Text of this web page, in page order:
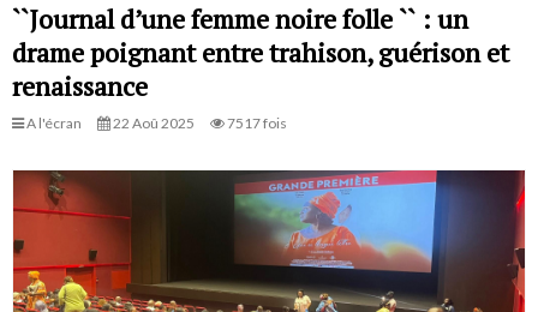
``Journal d’une femme noire folle `` : un
drame poignant entre trahison, guérison et
renaissance
A l'écran 22 Aoû 2025 7517 fois